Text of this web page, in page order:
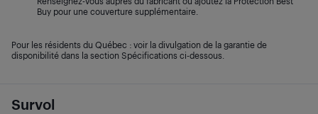
Survol
Buy pour une couverture supplémentaire.
Pour les résidents du Québec : voir la divulgation de la garantie de
disponibilité dans la section Spécifications ci-dessous.